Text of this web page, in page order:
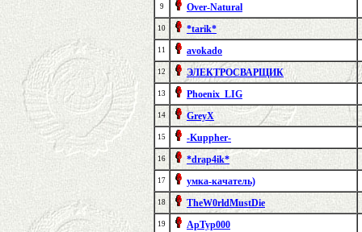
9 Over-Natural
10 *tarik*
11 avokado
12 ЭЛЕКТРОСВАРЩИК
13 Phoenix_LIG
14 GreyX
15 -Kuppher-
16 *drap4ik*
17 умка-качатель)
18 TheW0rldMustDie
19 ApTyp000